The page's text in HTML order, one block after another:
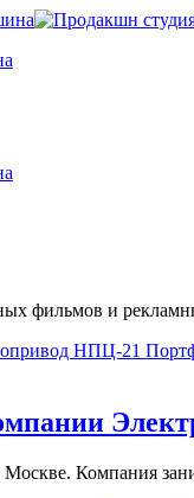
фильмов и
Компания